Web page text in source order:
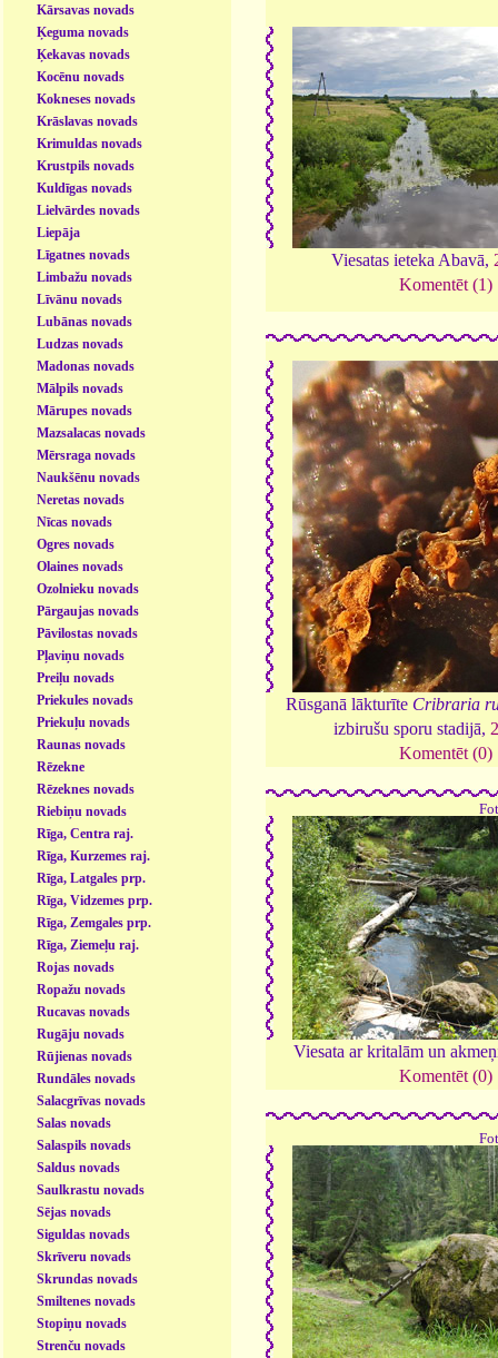
Kārsavas novads
Ķeguma novads
Ķekavas novads
Kocēnu novads
Kokneses novads
Krāslavas novads
Krimuldas novads
Krustpils novads
Kuldīgas novads
Lielvārdes novads
Liepāja
Līgatnes novads
Limbažu novads
Līvānu novads
Lubānas novads
Ludzas novads
Madonas novads
Mālpils novads
Mārupes novads
Mazsalacas novads
Mērsraga novads
Naukšēnu novads
Neretas novads
Nīcas novads
Ogres novads
Olaines novads
Ozolnieku novads
Pārgaujas novads
Pāvilostas novads
Pļaviņu novads
Preiļu novads
Priekules novads
Priekuļu novads
Raunas novads
Rēzekne
Rēzeknes novads
Riebiņu novads
Rīga, Centra raj.
Rīga, Kurzemes raj.
Rīga, Latgales prp.
Rīga, Vidzemes prp.
Rīga, Zemgales prp.
Rīga, Ziemeļu raj.
Rojas novads
Ropažu novads
Rucavas novads
Rugāju novads
Rūjienas novads
Rundāles novads
Salacgrīvas novads
Salas novads
Salaspils novads
Saldus novads
Saulkrastu novads
Sējas novads
Siguldas novads
Skrīveru novads
Skrundas novads
Smiltenes novads
Stopiņu novads
Strenču novads
Viesatas ieteka Abavā,
Komentēt (1)
Rūsganā lākturīte Cribraria
izbirušu sporu stadijā,
Komentēt (0)
Viesata ar kritalām un
Komentēt (0)